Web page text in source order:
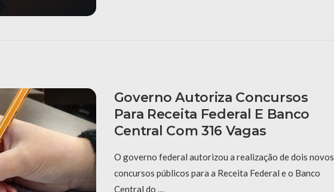
Governo Autoriza Concursos
Para Receita Federal E Banco
Central Com 316 Vagas
O governo federal autorizou a realização de dois novos
concursos públicos para a Receita Federal e o Banco
Central do …